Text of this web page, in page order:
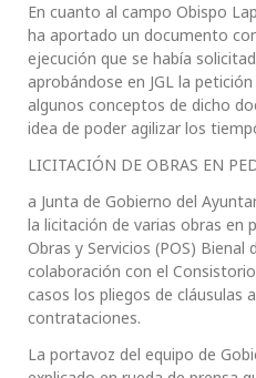
En cuanto al campo Obispo
ha aportado un documento
ejecución que se había
aprobándose en JGL la
algunos conceptos de dicho
idea de poder agilizar los
LICITACIÓN DE OBRAS EN
a Junta de Gobierno del
la licitación de varias obras en
Obras y Servicios (POS)
colaboración con el
casos los pliegos de cláusulas
contrataciones.
La portavoz del equipo de